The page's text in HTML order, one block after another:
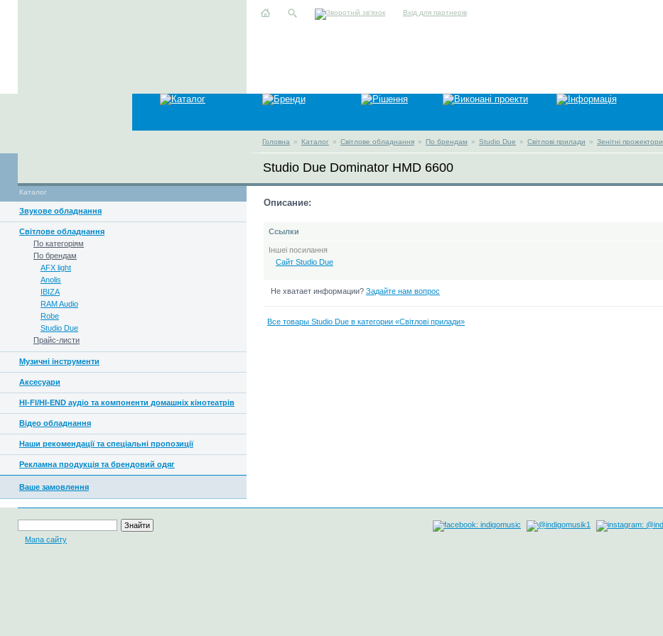
Вхід для партнерів
Головна » Каталог » Світлове обладнання » По брендам » Studio Due » Світлові прилади » Зенітні прожектори
Studio Due Dominator HMD 6600
Каталог
Звукове обладнання
Світлове обладнання
По категоріям
По брендам
AFX light
Anolis
IBIZA
RAM Audio
Robe
Studio Due
Прайс-листи
Музичні інструменти
Аксесуари
HI-FI/HI-END аудіо та компоненти домашніх кінотеатрів
Відео обладнання
Наши рекомендації та спеціальні пропозиції
Рекламна продукція та брендовий одяг
Ваше замовлення
Описание:
Ссылки
Іншеі посилання
Сайт Studio Due
Не хватает информации? Задайте нам вопрос
Все товары Studio Due в категории «Світлові прилади»
Мапа сайту